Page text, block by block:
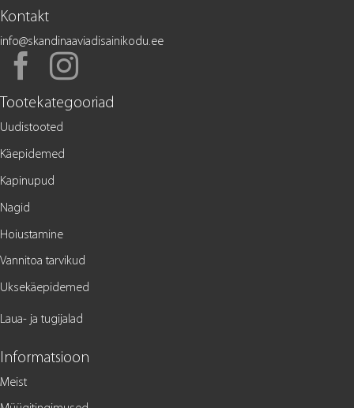
Kontakt
info@skandinaaviadisainikodu.ee
Tootekategooriad
Uudistooted
Käepidemed
Kapinupud
Nagid
Hoiustamine
Vannitoa tarvikud
Uksekäepidemed
Laua- ja tugijalad
Informatsioon
Meist